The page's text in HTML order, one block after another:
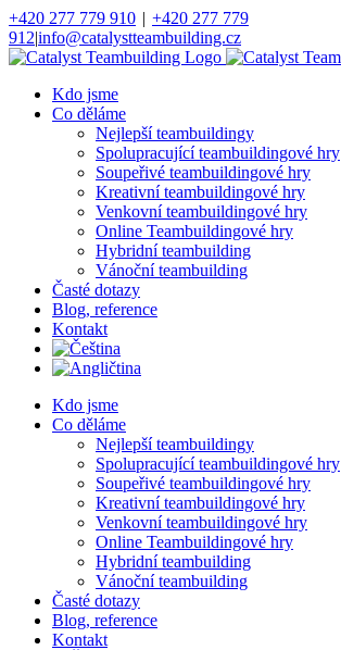
Přeskočit
na
obsah
+420 277 779 910 | +420 277 779
912|info@catalystteambuilding.cz
Facebook
Instagram
Kdo jsme
Co děláme
Nejlepší teambuildingy
Spolupracující teambuildingové hry
Soupeřivé teambuildingové hry
Kreativní teambuildingové hry
Venkovní teambuildingové hry
Online Teambuildingové hry
Hybridní teambuilding
Vánoční teambuilding
Časté dotazy
Blog, reference
Kontakt
Kdo jsme
Co děláme
Nejlepší teambuildingy
Spolupracující teambuildingové hry
Soupeřivé teambuildingové hry
Kreativní teambuildingové hry
Venkovní teambuildingové hry
Online Teambuildingové hry
Hybridní teambuilding
Vánoční teambuilding
Časté dotazy
Blog, reference
Kontakt